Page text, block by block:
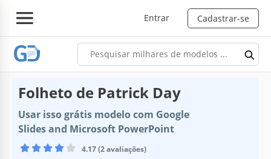
Entrar Cadastrar-se
Folheto de Patrick Day
Usar isso grátis modelo com Google
Slides and Microsoft PowerPoint
4.17 (2 avaliações)